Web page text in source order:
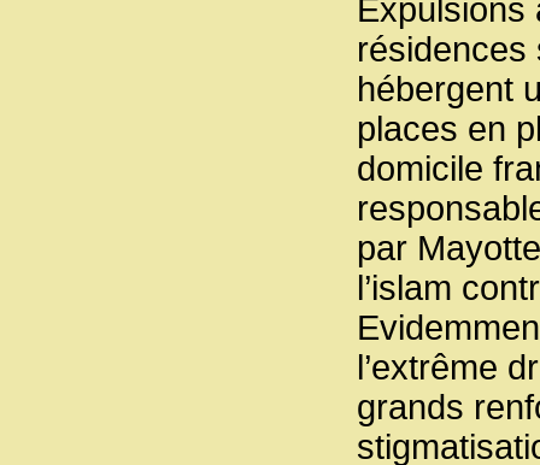
Expulsions
résidences
hébergent
places en
domicile
par
l’islam
l’extrême
grands